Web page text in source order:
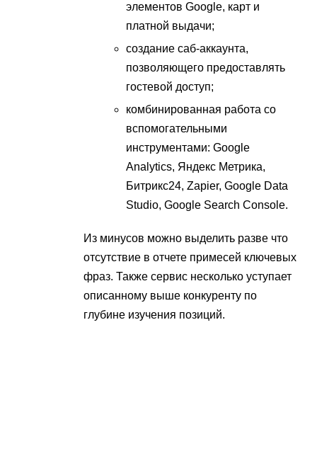
элементов Google, карт и
платной выдачи;
создание саб-аккаунта,
позволяющего предоставлять
гостевой доступ;
комбинированная работа со
вспомогательными
инструментами: Google
Analytics, Яндекс Метрика,
Битрикс24, Zapier, Google Data
Studio, Google Search Console.
Из минусов можно выделить разве что
отсутствие в отчете примесей ключевых
фраз. Также сервис несколько уступает
описанному выше конкуренту по
глубине изучения позиций.